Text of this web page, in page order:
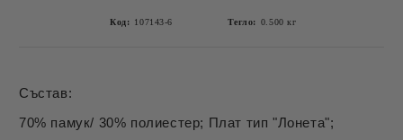
Код: 107143-6 Тегло: 0.500 кг
Състав:
70% памук/ 30% полиестер; Плат тип "Лонета";